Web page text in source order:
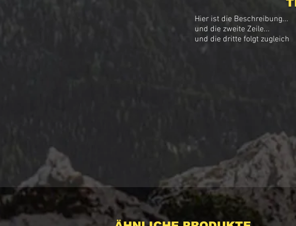
Hier ist die Beschreibung...
und die zweite Zeile...
und die dritte folgt zugleich